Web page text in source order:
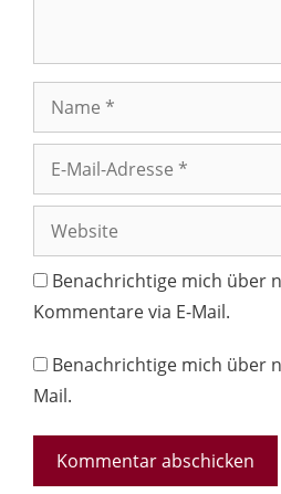
Name
Mail-
Adresse
Website
Benachrichtige mich über
Kommentare via E-Mail.
Benachrichtige mich über
Mail.